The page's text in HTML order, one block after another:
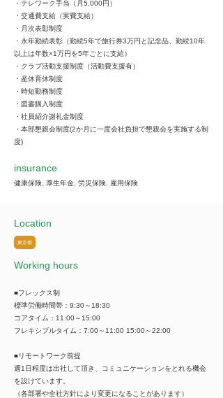
・テレワーク手当（月5,000円）
・交通費支給（実費支給）
・月次表彰制度
・永年勤続表彰（勤続5年で旅行券3万円と記念品、勤続10年
以上は年数×1万円を5年ごとに支給）
・クラブ活動支援制度（活動費支援有）
・産休育休制度
・時短勤務制度
・図書購入制度
・社員紹介謝礼金制度
・本部懇親会制度(2か月に一度会社負担で懇親会を実施する制
度)
insurance
健康保険, 厚生年金, 労災保険, 雇用保険
Location
東京都
Working hours
■フレックス制
標準労働時間帯：9:30～18:30
コアタイム：11:00～15:00
フレキシブルタイム：7:00～11:00 15:00～22:00
■リモートワーク前提
週1日程度は出社して頂き、コミュニケーションをとれる機会
を設けています。
（各部署や全社方針により変更になることがあります）